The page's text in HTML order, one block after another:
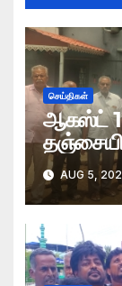
செய்திகள்
ஆகஸ்ட்
AUG 5,